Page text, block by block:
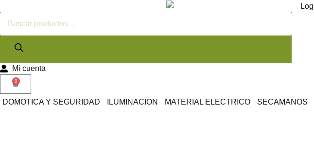
Mi cuenta
0
DOMOTICA Y SEGURIDAD ILUMINACION MATERIAL ELECTRICO SECAMANOS